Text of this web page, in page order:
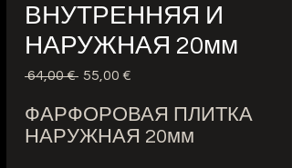
ВНУТРЕННЯЯ И
НАРУЖНАЯ 20мм
64,00 € Обычная
55,00 €
ФАРФОРОВАЯ ПЛИТКА
НАРУЖНАЯ 20мм